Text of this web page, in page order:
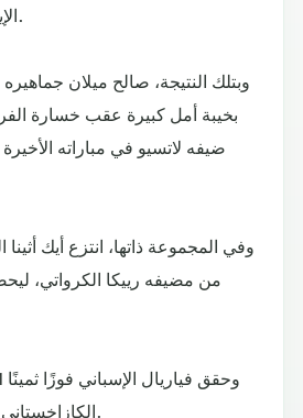
الإيطالي في الدقيقة 63.
وبتلك النتيجة، صالح ميلان
ضيفه لاتسيو في مباراته
الكازاخستاني في المجموعة الأولى.